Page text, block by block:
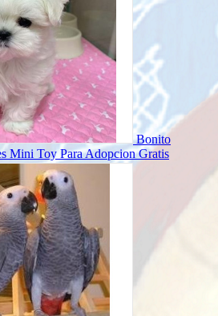
Bonito
Mini Toy Para Adopcion Gratis